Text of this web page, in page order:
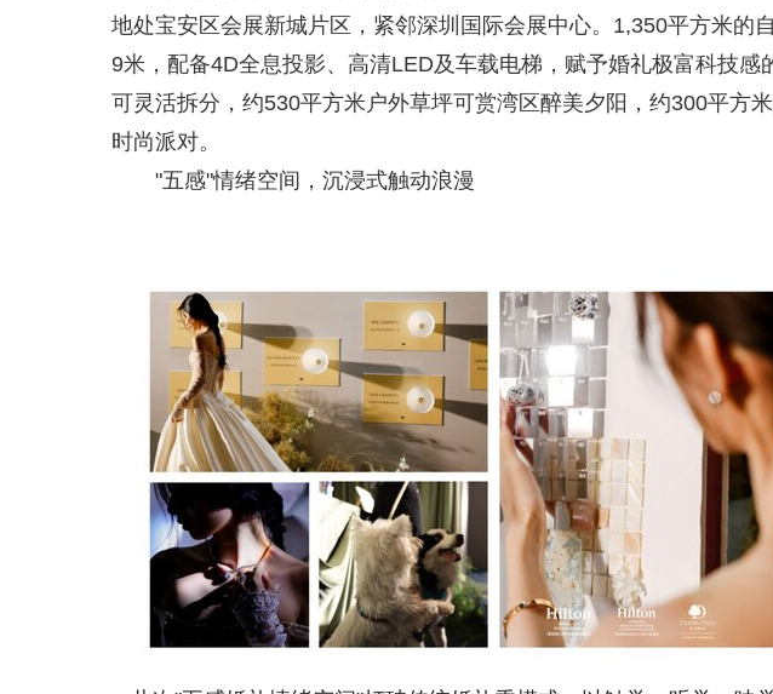
地处宝安区会展新城片区，紧邻深圳国际会展中心。1,350平方米的
9米，配备4D全息投影、高清LED及车载电梯，赋予婚礼极富科技
可灵活拆分，约530平方米户外草坪可赏湾区醉美夕阳，约300平方
时尚派对。
"五感"情绪空间，沉浸式触动浪漫